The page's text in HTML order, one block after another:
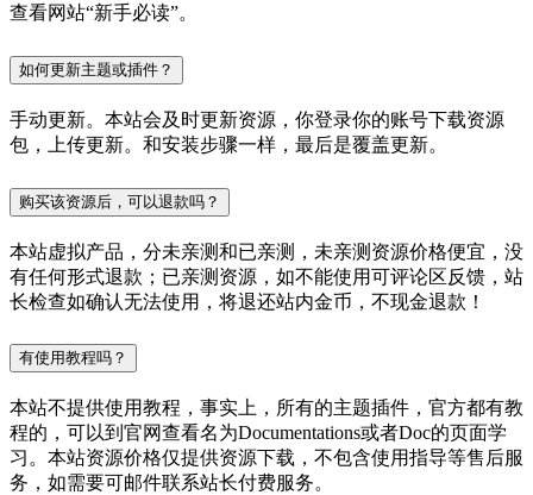
查看网站“新手必读”。
如何更新主题或插件？
手动更新。本站会及时更新资源，你登录你的账号下载资源
包，上传更新。和安装步骤一样，最后是覆盖更新。
购买该资源后，可以退款吗？
本站虚拟产品，分未亲测和已亲测，未亲测资源价格便宜，没
有任何形式退款；已亲测资源，如不能使用可评论区反馈，站
长检查如确认无法使用，将退还站内金币，不现金退款！
有使用教程吗？
本站不提供使用教程，事实上，所有的主题插件，官方都有教
程的，可以到官网查看名为Documentations或者Doc的页面学
习。本站资源价格仅提供资源下载，不包含使用指导等售后服
务，如需要可邮件联系站长付费服务。